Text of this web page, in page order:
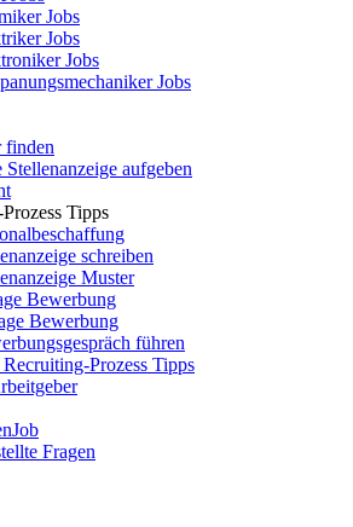
Jobs
Jobs
Jobs
Jobs
finden
Stellenanzeige aufgeben
Tipps
schreiben
Muster
Bewerbung
Bewerbung
führen
Prozess Tipps
Fragen